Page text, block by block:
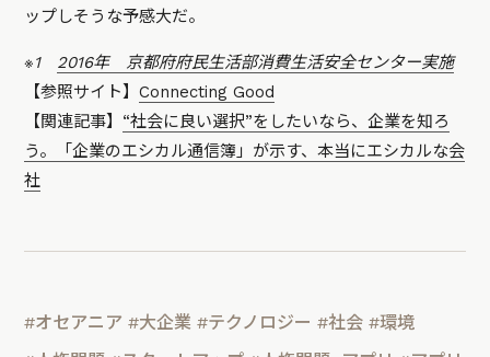
ップしそうな予感大だ。
※1 2016年 京都府府民生活部消費生活安全センター実施
【参照サイト】Connecting Good
【関連記事】 “社会に良い選択”をしたいなら、企業を知ろ
う。「企業のエシカル通信簿」が示す、本当にエシカルな会
社
#オセアニア #大企業 #テクノロジー #社会 #環境